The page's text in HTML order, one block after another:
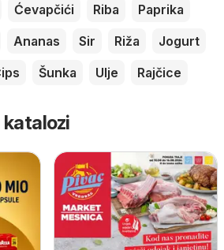
Ćevapčići Riba
Paprika
Ananas Sir Riža
Jogurt
Šunka Ulje Rajčice